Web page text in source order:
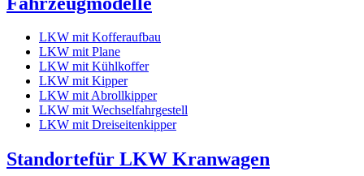
LKW mit Kofferaufbau
LKW mit Plane
LKW mit Kühlkoffer
LKW mit Kipper
LKW mit Abrollkipper
LKW mit Wechselfahrgestell
LKW mit Dreiseitenkipper
Standortefür LKW Kranwagen